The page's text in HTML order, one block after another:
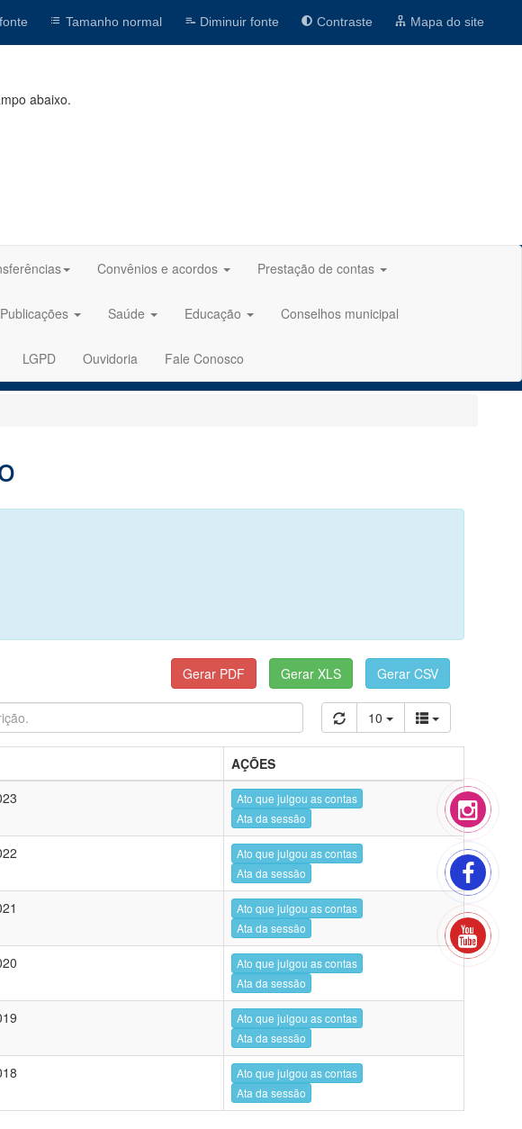
Tamanho normal Diminuir fonte Contraste Mapa do site
abaixo.
Convênios e acordos Prestação de contas
Saúde Educação Conselhos municipal
LGPD Ouvidoria Fale Conosco
10
AÇÕES
Ato que julgou as contas
Ata da sessão
Ato que julgou as contas
Ata da sessão
Ato que julgou as contas
Ata da sessão
Ato que julgou as contas
Ata da sessão
Ato que julgou as contas
Ata da sessão
Ato que julgou as contas
Ata da sessão